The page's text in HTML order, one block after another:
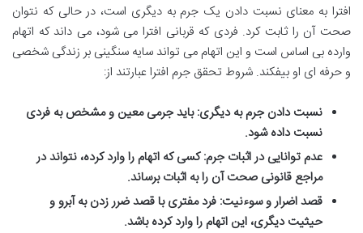
افترا به معنای نسبت دادن یک جرم به دیگری است، در حالی که نتوان
صحت آن را ثابت کرد. فردی که قربانی افترا می شود، می داند که اتهام
وارده بی اساس است و این اتهام می تواند سایه سنگینی بر زندگی شخصی
و حرفه ای او بیفکند. شروط تحقق جرم افترا عبارتند از:
نسبت دادن جرم به دیگری:باید جرمی معین و مشخص به فردی
نسبت داده شود.
عدم توانایی در اثبات جرم:کسی که اتهام را وارد کرده، نتواند در
مراجع قانونی صحت آن را به اثبات برساند.
قصد اضرار و سوءنیت: فرد مفتری با قصد ضرر زدن به آبرو و
حیثیت دیگری، این اتهام را وارد کرده باشد.